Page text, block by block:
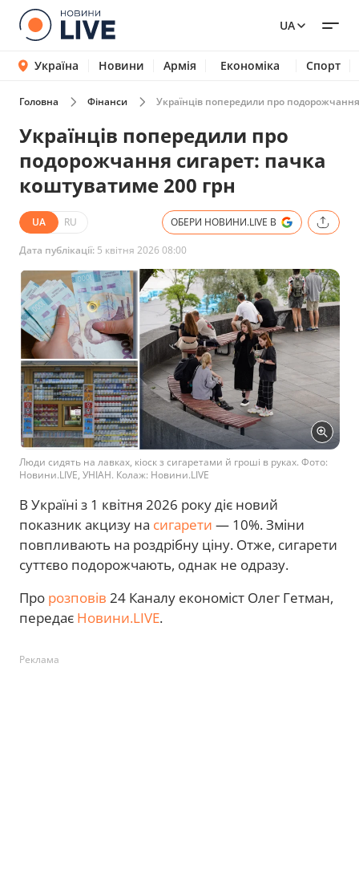
UA
Україна Новини Армія Економіка Спорт
Головна Фінанси Українців попередили про
Українців попередили про
подорожчання сигарет: пачка
коштуватиме 200 грн
UA RU ОБЕРИ НОВИНИ.LIVE В
Дата публікації: 5 квітня 2026 08:00
Люди сидять на лавках, кіоск з сигаретами й гроші в руках. Фото:
Новини.LIVE, УНІАН. Колаж: Новини.LIVE
В Україні з 1 квітня 2026 року діє новий
показник акцизу на сигарети — 10%. Зміни
повпливають на роздрібну ціну. Отже, сигарети
суттєво подорожчають, однак не одразу.
Про розповів 24 Каналу економіст Олег Гетман,
передає Новини.LIVE.
Реклама